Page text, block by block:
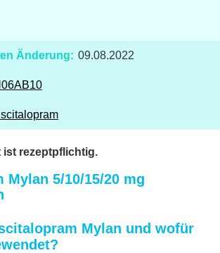
Änderung: 09.08.2022
ist rezeptpflichtig.
Mylan 5/10/15/20 mg
Mylan und wofür